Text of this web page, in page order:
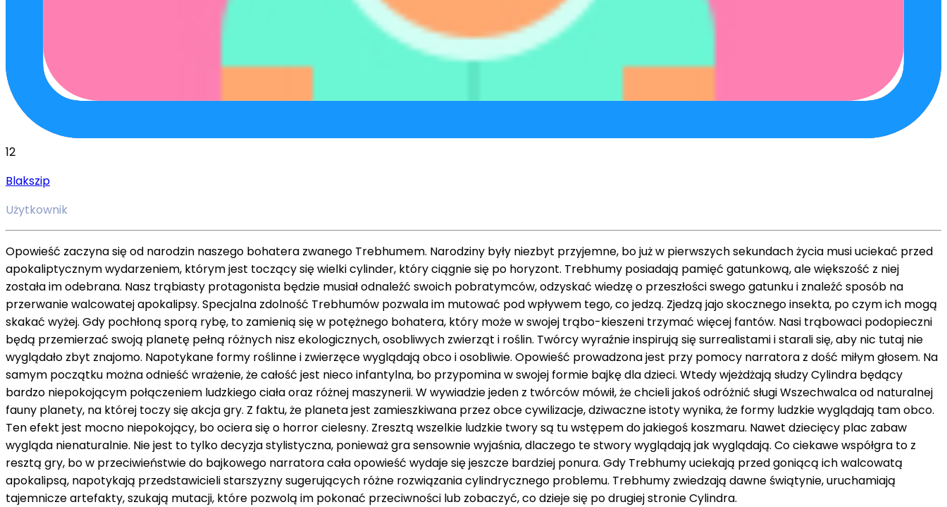
12
Blakszip
Użytkownik
Opowieść zaczyna się od narodzin naszego bohatera zwanego Trebhumem. Narodziny były niezbyt przyjemne, bo już w pierwszych sekundach życia musi uciekać przed
apokaliptycznym wydarzeniem, którym jest toczący się wielki cylinder, który ciągnie się po horyzont. Trebhumy posiadają pamięć gatunkową, ale większość z niej
została im odebrana. Nasz trąbiasty protagonista będzie musiał odnaleźć swoich pobratymców, odzyskać wiedzę o przeszłości swego gatunku i znaleźć sposób na
przerwanie walcowatej apokalipsy. Specjalna zdolność Trebhumów pozwala im mutować pod wpływem tego, co jedzą. Zjedzą jajo skocznego insekta, po czym ich mogą
skakać wyżej. Gdy pochłoną sporą rybę, to zamienią się w potężnego bohatera, który może w swojej trąbo-kieszeni trzymać więcej fantów. Nasi trąbowaci podopieczni
będą przemierzać swoją planetę pełną różnych nisz ekologicznych, osobliwych zwierząt i roślin. Twórcy wyraźnie inspirują się surrealistami i starali się, aby nic tutaj nie
wyglądało zbyt znajomo. Napotykane formy roślinne i zwierzęce wyglądają obco i osobliwie. Opowieść prowadzona jest przy pomocy narratora z dość miłym głosem. Na
samym początku można odnieść wrażenie, że całość jest nieco infantylna, bo przypomina w swojej formie bajkę dla dzieci. Wtedy wjeżdżają słudzy Cylindra będący
bardzo niepokojącym połączeniem ludzkiego ciała oraz różnej maszynerii. W wywiadzie jeden z twórców mówił, że chcieli jakoś odróżnić sługi Wszechwalca od naturalnej
fauny planety, na której toczy się akcja gry. Z faktu, że planeta jest zamieszkiwana przez obce cywilizacje, dziwaczne istoty wynika, że formy ludzkie wyglądają tam obco.
Ten efekt jest mocno niepokojący, bo ociera się o horror cielesny. Zresztą wszelkie ludzkie twory są tu wstępem do jakiegoś koszmaru. Nawet dziecięcy plac zabaw
wygląda nienaturalnie. Nie jest to tylko decyzja stylistyczna, ponieważ gra sensownie wyjaśnia, dlaczego te stwory wyglądają jak wyglądają. Co ciekawe współgra to z
resztą gry, bo w przeciwieństwie do bajkowego narratora cała opowieść wydaje się jeszcze bardziej ponura. Gdy Trebhumy uciekają przed goniącą ich walcowatą
apokalipsą, napotykają przedstawicieli starszyzny sugerujących różne rozwiązania cylindrycznego problemu. Trebhumy zwiedzają dawne świątynie, uruchamiają
tajemnicze artefakty, szukają mutacji, które pozwolą im pokonać przeciwności lub zobaczyć, co dzieje się po drugiej stronie Cylindra.